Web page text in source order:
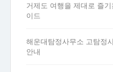
거제도 여행을 제대로 즐
이드
해운대탐정사무소 고탐정
안내